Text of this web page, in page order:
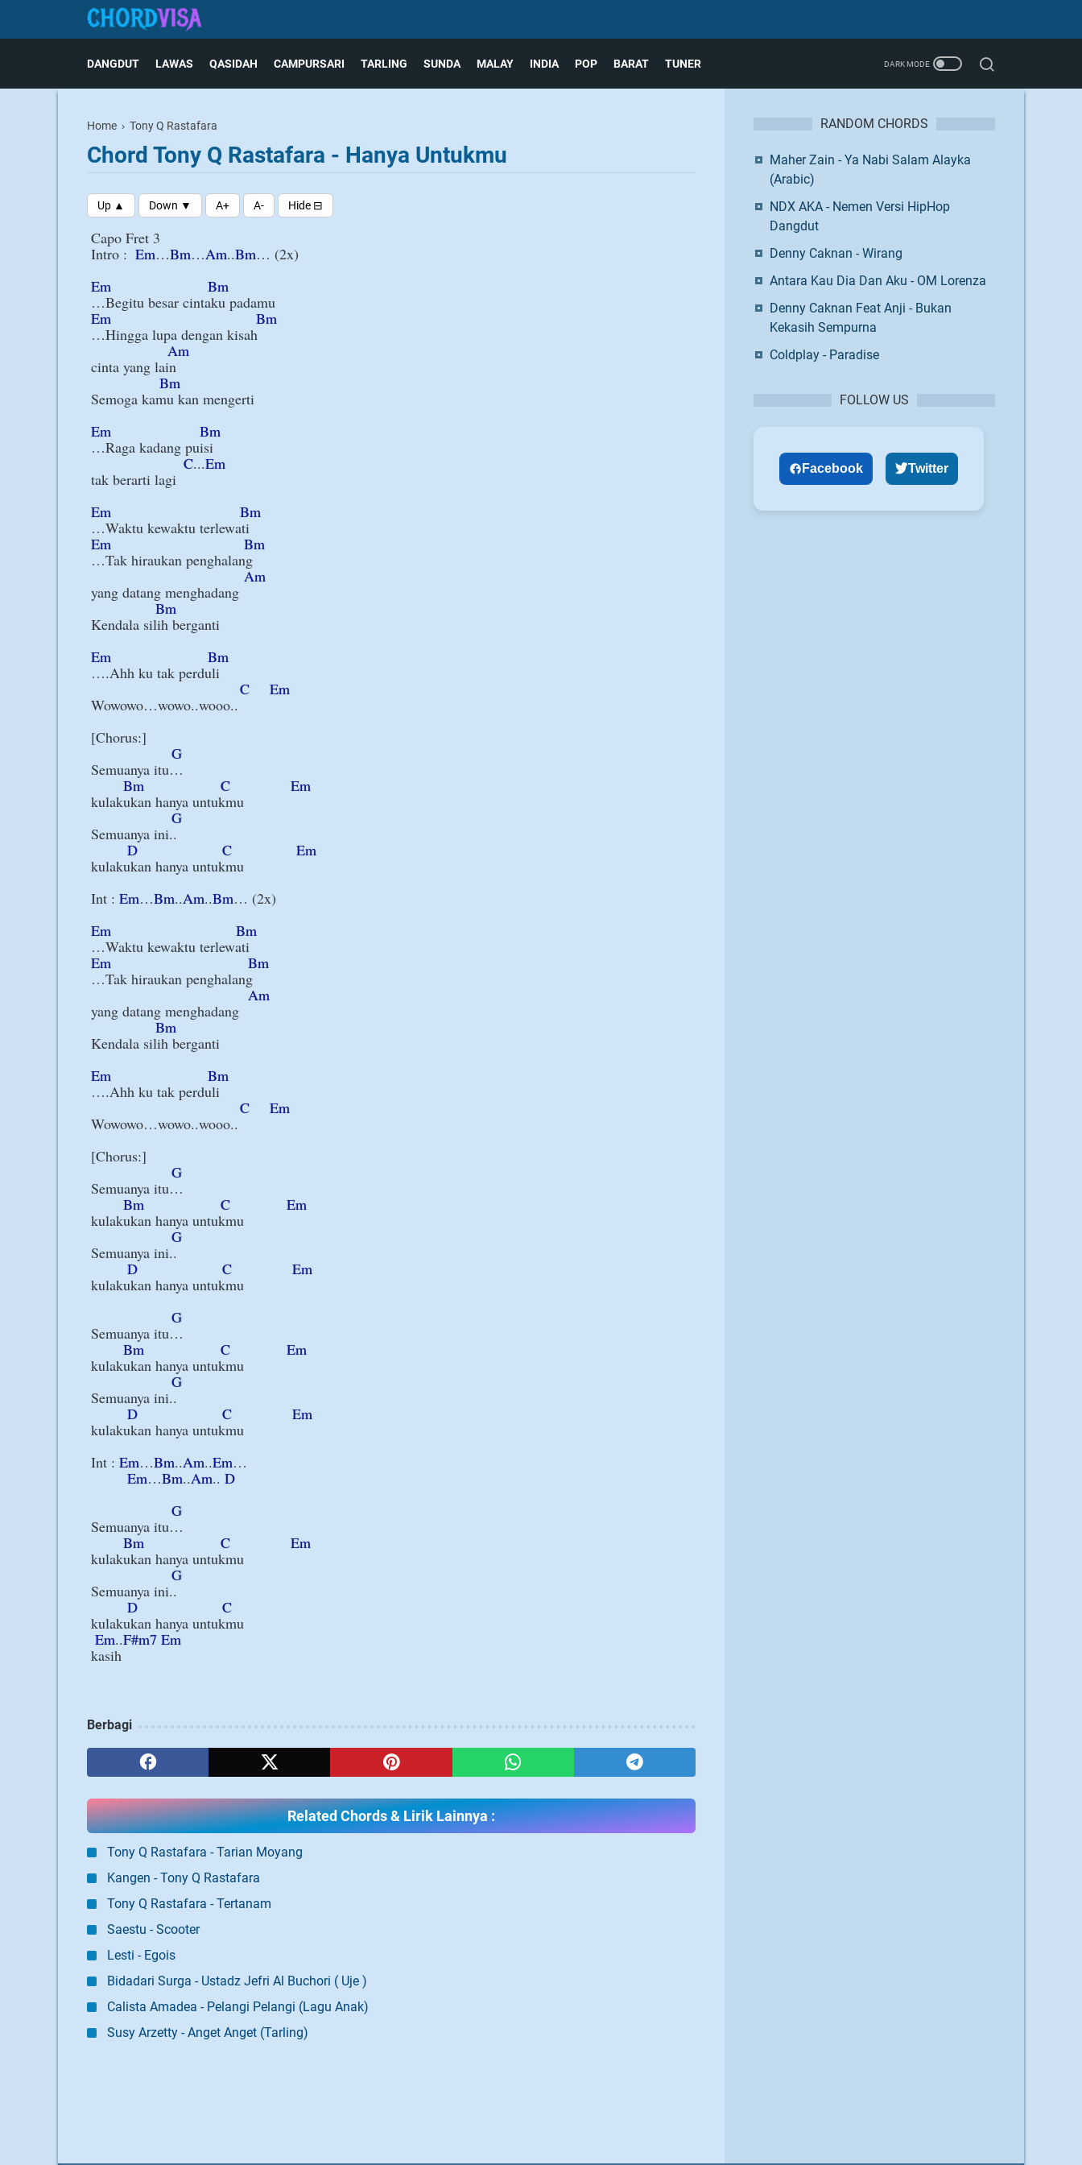
DANGDUT LAWAS QASIDAH CAMPURSARI TARLING SUNDA MALAY INDIA POP BARAT TUNER
Home › Tony Q Rastafara
Chord Tony Q Rastafara - Hanya Untukmu
Capo Fret 3
Intro : Em…Bm…Am..Bm… (2x)
Em
Bm
Em
Bm
…Hingga lupa dengan kisah
Am
cinta yang lain
Bm
Semoga kamu kan mengerti
Em
Bm
…Raga kadang puisi
C...Em
tak berarti lagi
Em
Bm
Em
Bm
…Tak hiraukan penghalang
Am
yang datang menghadang
Bm
Kendala silih berganti
Em
Bm
….Ahh ku tak perduli
C
Em
Wowowo…wowo..wooo..
[Chorus:]
G
Semuanya itu…
Bm
C
Em
kulakukan hanya untukmu
G
Semuanya ini..
D
C
Em
kulakukan hanya untukmu
Int : Em…Bm..Am..Bm… (2x)
Em
Bm
Em
Bm
…Tak hiraukan penghalang
Am
yang datang menghadang
Bm
Kendala silih berganti
Em
Bm
….Ahh ku tak perduli
C
Em
Wowowo…wowo..wooo..
[Chorus:]
G
Semuanya itu…
Bm
C
Em
kulakukan hanya untukmu
G
Semuanya ini..
D
C
Em
kulakukan hanya untukmu
G
Semuanya itu…
Bm
C
Em
kulakukan hanya untukmu
G
Semuanya ini..
D
C
Em
kulakukan hanya untukmu
Int : Em…Bm..Am..Em…
Em…Bm..Am.. D
G
Semuanya itu…
Bm
C
Em
kulakukan hanya untukmu
G
Semuanya ini..
D
C
kulakukan hanya untukmu
Em..F#m7 Em
Berbagi
Related Chords & Lirik Lainnya :
Tony Q Rastafara - Tarian Moyang
Kangen - Tony Q Rastafara
Tony Q Rastafara - Tertanam
Saestu - Scooter
Lesti - Egois
Bidadari Surga - Ustadz Jefri Al Buchori ( Uje )
Calista Amadea - Pelangi Pelangi (Lagu Anak)
Susy Arzetty - Anget Anget (Tarling)
RANDOM CHORDS
Maher Zain - Ya Nabi Salam Alayka
(Arabic)
NDX AKA - Nemen Versi HipHop
Dangdut
Denny Caknan - Wirang
Antara Kau Dia Dan Aku - OM Lorenza
Denny Caknan Feat Anji - Bukan
Kekasih Sempurna
Coldplay - Paradise
FOLLOW US
Facebook Twitter